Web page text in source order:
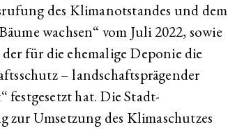
des Klimanotstandes und dem
wachsen“ vom Juli 2022, sowie
für die ehemalige Deponie die
– landschaftsprägender
hat. Die Stadt-
zur Umsetzung des Klimaschutzes